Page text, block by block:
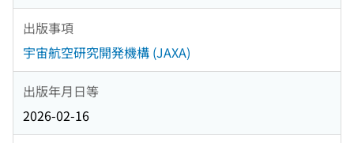
出版事項
宇宙航空研究開発機構 (JAXA)
出版年月日等
2026-02-16